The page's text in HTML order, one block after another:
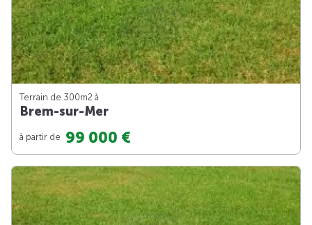
Terrain de 300m2 à
Brem-sur-Mer
à partir de 99 000 €